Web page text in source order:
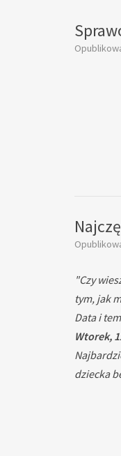
"Czy
tym, jak
Data i
Wtorek,
dziecka